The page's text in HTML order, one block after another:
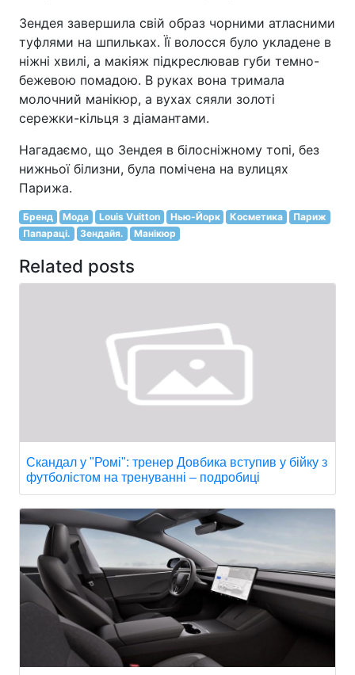
Зендея завершила свій образ чорними атласними
туфлями на шпильках. Її волосся було укладене в
ніжні хвилі, а макіяж підкреслював губи темно-
бежевою помадою. В руках вона тримала
молочний манікюр, а вухах сяяли золоті
сережки-кільця з діамантами.
Нагадаємо, що Зендея в білосніжному топі, без
нижньої білизни, була помічена на вулицях
Парижа.
Бренд Мода Louis Vuitton Нью-Йорк Косметика
Париж
Папараці.
Зендайя. Манікюр
Related posts
Скандал у "Ромі": тренер Довбика вступив у бійку з
футболістом на тренуванні – подробиці